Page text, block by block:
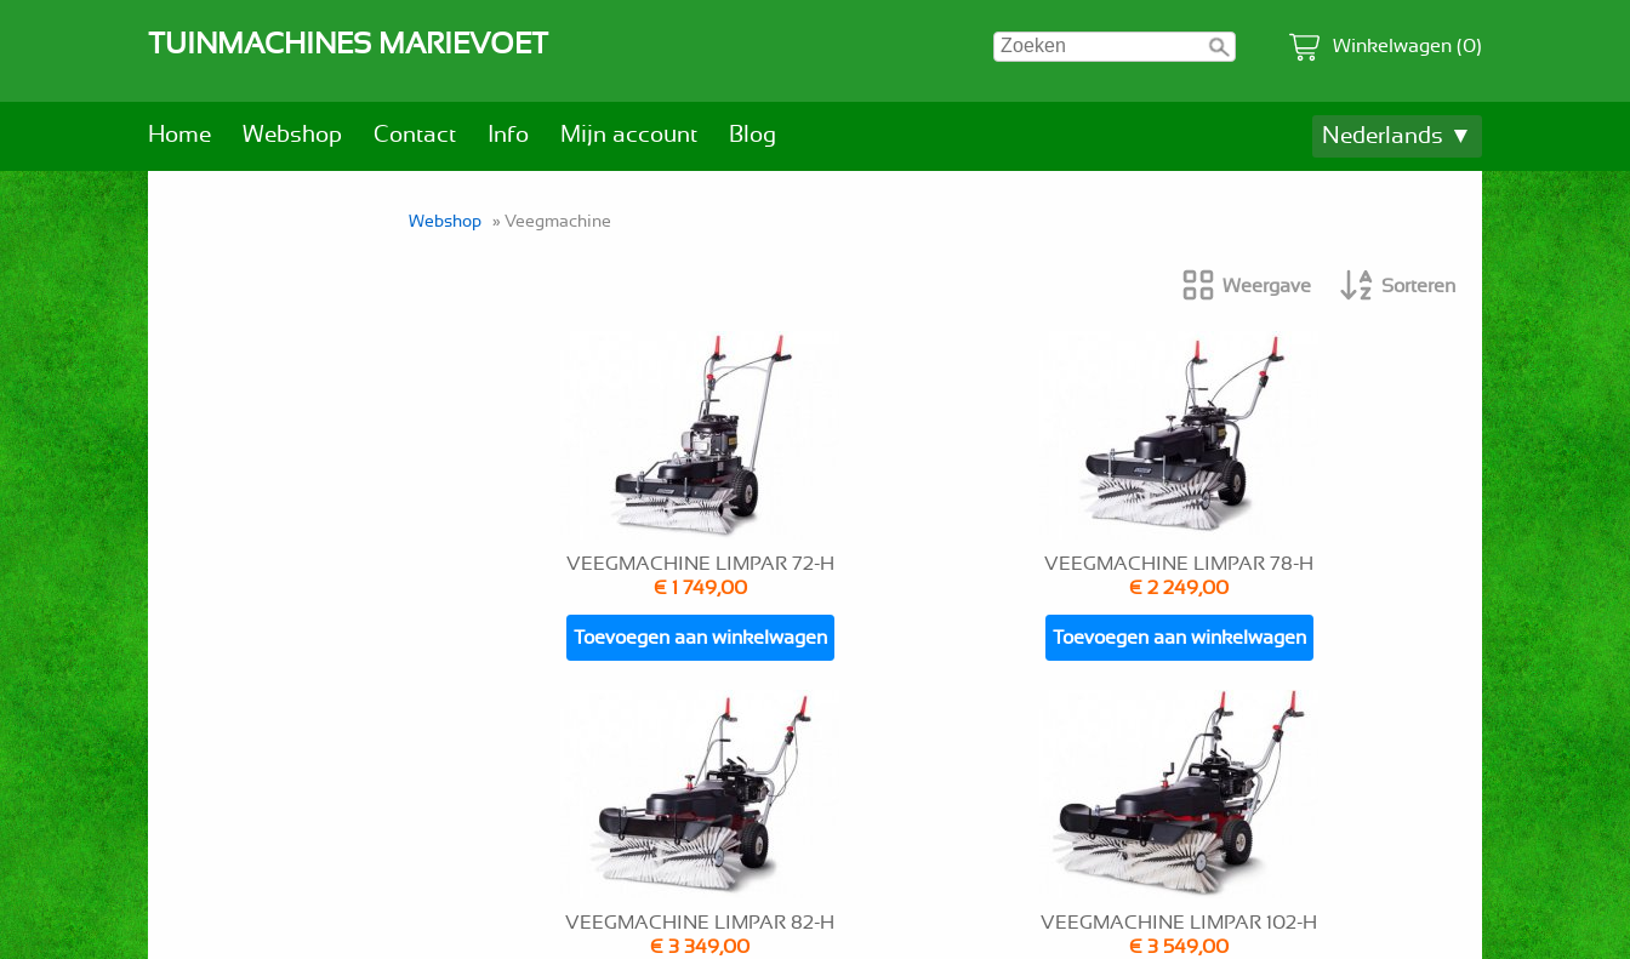
TUINMACHINES MARIEVOET Winkelwagen (0)
Home Webshop Contact Info Mijn account Blog Nederlands ▼
Webshop » Veegmachine
Weergave Sorteren
VEEGMACHINE LIMPAR 72-H
€ 1 749,00
Toevoegen aan winkelwagen
VEEGMACHINE LIMPAR 78-H
€ 2 249,00
Toevoegen aan winkelwagen
VEEGMACHINE LIMPAR 82-H
€ 3 349,00
VEEGMACHINE LIMPAR 102-H
€ 3 549,00